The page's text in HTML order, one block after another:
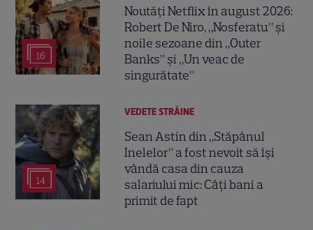
16
Noutăți Netflix în august 2026:
Robert De Niro, „Nosferatu” și
noile sezoane din „Outer
Banks” și „Un veac de
singurătate”
14
VEDETE STRĂINE
Sean Astin din „Stăpânul
Inelelor” a fost nevoit să își
vândă casa din cauza
salariului mic: Câți bani a
primit de fapt